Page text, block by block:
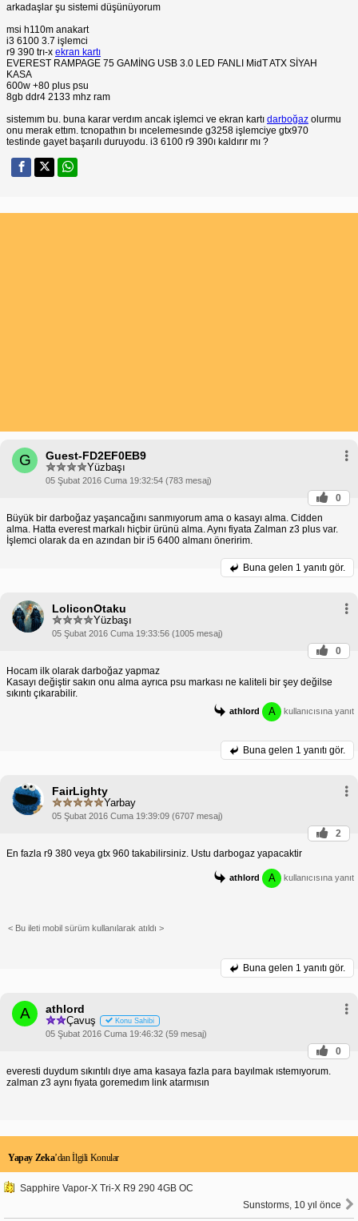
arkadaşlar şu sistemi düşünüyorum
msi h110m anakart
i3 6100 3.7 işlemci
r9 390 trı-x ekran kartı
EVEREST RAMPAGE 75 GAMİNG USB 3.0 LED FANLI MidT ATX SİYAH
KASA
600w +80 plus psu
8gb ddr4 2133 mhz ram
sistemım bu. buna karar verdım ancak işlemci ve ekran kartı darboğaz olurmu
onu merak ettım. tcnopathın bı ıncelemesınde g3258 işlemciye gtx970
testinde gayet başarılı duruyodu. i3 6100 r9 390ı kaldırır mı ?
G Guest-FD2EF0EB9
Yüzbaşı
05 Şubat 2016 Cuma 19:32:54 (783 mesaj)
0
Büyük bir darboğaz yaşancağını sanmıyorum ama o kasayı alma. Cidden
alma. Hatta everest markalı hiçbir ürünü alma. Aynı fiyata Zalman z3 plus var.
İşlemci olarak da en azından bir i5 6400 almanı öneririm.
Buna gelen 1 yanıtı gör.
LoliconOtaku
Yüzbaşı
05 Şubat 2016 Cuma 19:33:56 (1005 mesaj)
0
Hocam ilk olarak darboğaz yapmaz
Kasayı değiştir sakın onu alma ayrıca psu markası ne kaliteli bir şey değilse
sıkıntı çıkarabilir.
athlord A kullanıcısına yanıt
Buna gelen 1 yanıtı gör.
FairLighty
Yarbay
05 Şubat 2016 Cuma 19:39:09 (6707 mesaj)
2
En fazla r9 380 veya gtx 960 takabilirsiniz. Ustu darbogaz yapacaktir
athlord A kullanıcısına yanıt
< Bu ileti mobil sürüm kullanılarak atıldı >
Buna gelen 1 yanıtı gör.
A athlord
Çavuş Konu Sahibi
05 Şubat 2016 Cuma 19:46:32 (59 mesaj)
0
everesti duydum sıkıntılı dıye ama kasaya fazla para bayılmak ıstemıyorum.
zalman z3 aynı fıyata goremedım link atarmısın
Yapay Zeka’dan İlgili Konular
Sapphire Vapor-X Tri-X R9 290 4GB OC
Sunstorms, 10 yıl önce